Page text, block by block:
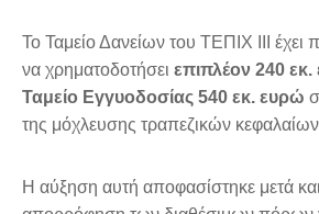
Το Ταμείο Δανείων του ΤΕΠΙΧ ΙΙΙ έχει
να χρηματοδοτήσει επιπλέον 240
Ταμείο Εγγυοδοσίας 540 εκ. ευρώ
της μόχλευσης τραπεζικών
Η αύξηση αυτή αποφασίστηκε μετά